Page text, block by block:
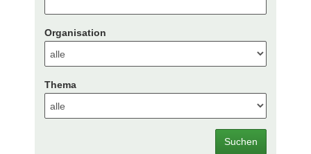
Organisation
Thema
Suchen